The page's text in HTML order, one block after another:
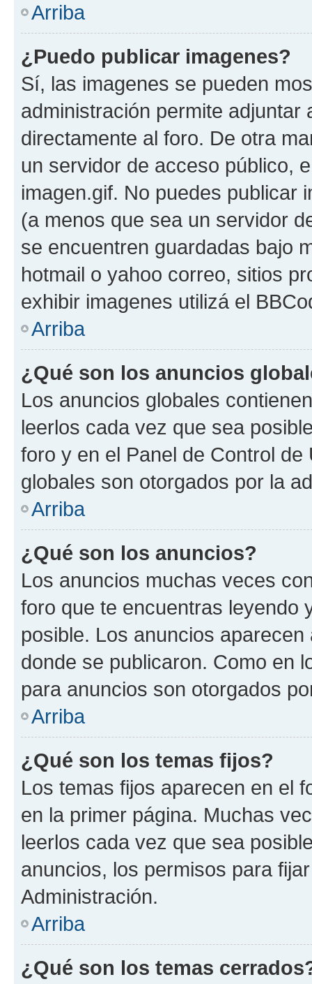
Arriba
¿Puedo publicar imagenes?
Sí, las imagenes se pueden
administración permite
directamente al foro. De otra
un servidor de acceso público,
imagen.gif. No puedes publicar
(a menos que sea un servidor
se encuentren guardadas bajo
hotmail o yahoo correo, sitios
exhibir imagenes utilizá el
Arriba
¿Qué son los anuncios
Los anuncios globales
leerlos cada vez que sea
foro y en el Panel de Control
globales son otorgados por la
Arriba
¿Qué son los anuncios?
Los anuncios muchas veces
foro que te encuentras leyendo
posible. Los anuncios
donde se publicaron. Como en
para anuncios son otorgados
Arriba
¿Qué son los temas fijos?
Los temas fijos aparecen en el
en la primer página. Muchas
leerlos cada vez que sea
anuncios, los permisos para
Administración.
Arriba
¿Qué son los temas